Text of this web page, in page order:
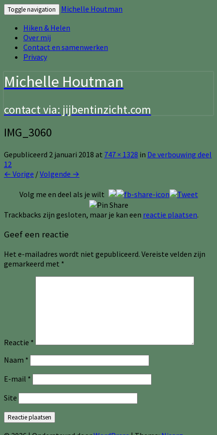
Toggle navigation
Michelle Houtman
Hiken & Helen
Over mij
Contact en samenwerken
Privacy
Michelle Houtman
contact via: jijbentinzicht.com
IMG_3060
Gepubliceerd 2 januari 2018 at 747 × 1328 in De verbouwing deel
12
← Vorige /Volgende →
Volg me en deel als je wilt
Trackbacks zijn gesloten, maar je kan een reactie plaatsen.
Geef een reactie
Het e-mailadres wordt niet gepubliceerd. Vereiste velden zijn
gemarkeerd met *
Reactie *
Naam *
E-mail *
Site